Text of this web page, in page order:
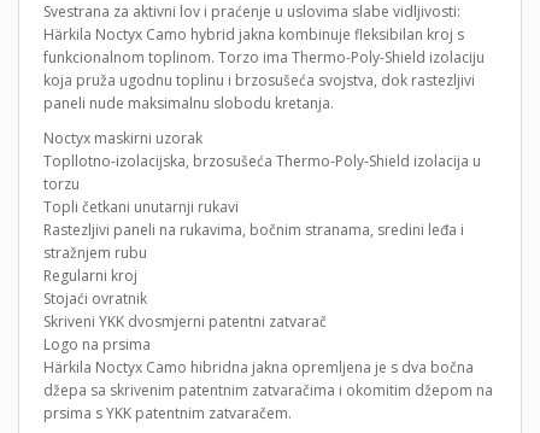
Svestrana za aktivni lov i praćenje u uslovima slabe vidljivosti:
Härkila Noctyx Camo hybrid jakna kombinuje fleksibilan kroj s
funkcionalnom toplinom. Torzo ima Thermo-Poly-Shield izolaciju
koja pruža ugodnu toplinu i brzosušeća svojstva, dok rastezljivi
paneli nude maksimalnu slobodu kretanja.
Noctyx maskirni uzorak
Topllotno-izolacijska, brzosušeća Thermo-Poly-Shield izolacija u
torzu
Topli četkani unutarnji rukavi
Rastezljivi paneli na rukavima, bočnim stranama, sredini leđa i
stražnjem rubu
Regularni kroj
Stojaći ovratnik
Skriveni YKK dvosmjerni patentni zatvarač
Logo na prsima
Härkila Noctyx Camo hibridna jakna opremljena je s dva bočna
džepa sa skrivenim patentnim zatvaračima i okomitim džepom na
prsima s YKK patentnim zatvaračem.